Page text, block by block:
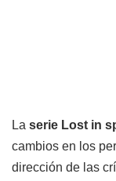
La serie Lost in
cambios en los
dirección de las